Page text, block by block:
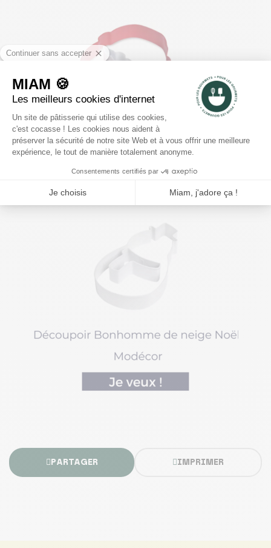
PARTAGER IMPRIMER